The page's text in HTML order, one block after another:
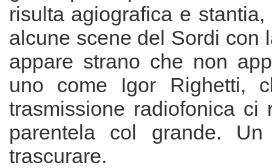
risulta agiografica e
alcune scene del Sordi con
appare strano che non
uno come Igor Righetti,
trasmissione radiofonica ci
parentela col grande.
trascurare.